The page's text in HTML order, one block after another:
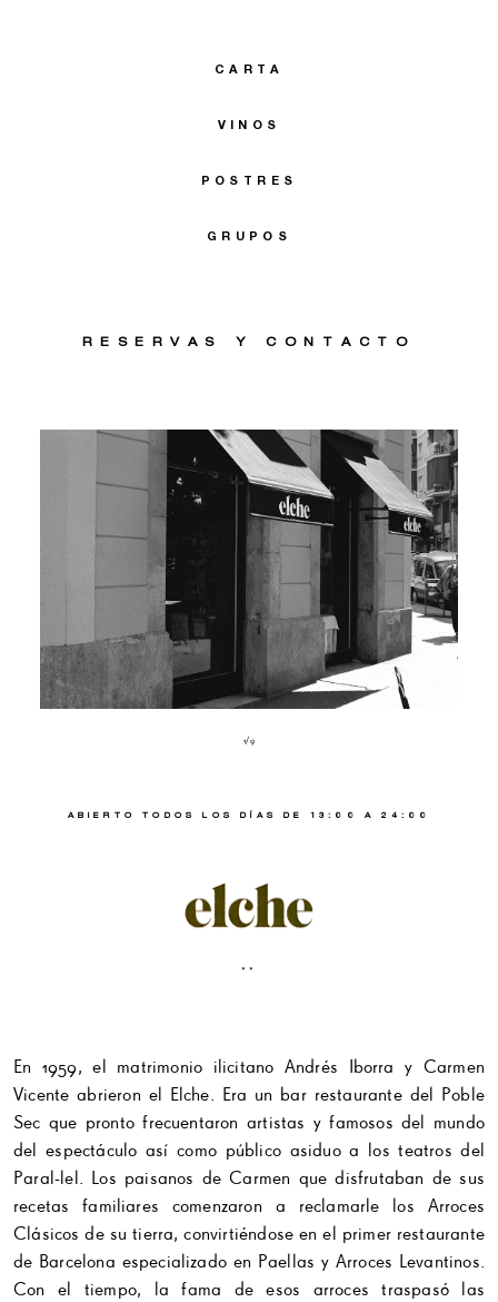
CARTA
VINOS
POSTRES
GRUPOS
RESERVAS­ Y CONTACTO
1/9
ABIERTO TODOS LOS DÍAS DE 13:00 A 24:00
**
En 1959, el matrimonio ilicitano Andrés Iborra y Carmen
Vicente abrieron el Elche. Era un bar restaurante del Poble
Sec que pronto frecuentaron artistas y famosos del mundo
del espectáculo así como público asiduo a los teatros del
Paral-lel. Los paisanos de Carmen que disfrutaban de sus
recetas familiares comenzaron a reclamarle los Arroces
Clásicos de su tierra, convirtiéndose en el primer restaurante
de Barcelona especializado en Paellas y Arroces Levantinos.
Con el tiempo, la fama de esos arroces traspasó las